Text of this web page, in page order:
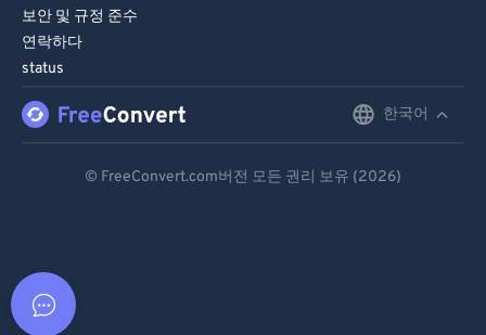
보안 및 규정 준수
연락하다
status
한국어
© FreeConvert.com버전 모든 권리 보유 (2026)